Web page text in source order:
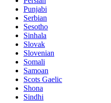
Punjabi
Serbian
Sesotho
Sinhala
Slovak
Slovenian
Somali
Samoan
Scots Gaelic
Shona
Sindhi